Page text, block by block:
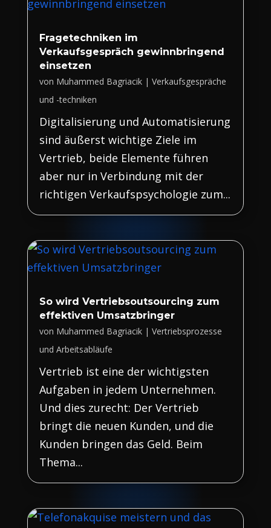
Fragetechniken im
Verkaufsgespräch gewinnbringend
einsetzen
von Muhammed Bagriacik| Verkaufsgespräche
und -techniken
Digitalisierung und Automatisierung
sind äußerst wichtige Ziele im
Vertrieb, beide Elemente führen
aber nur in Verbindung mit der
richtigen Verkaufspsychologie zum...
So wird Vertriebsoutsourcing zum
effektiven Umsatzbringer
von Muhammed Bagriacik| Vertriebsprozesse
und Arbeitsabläufe
Vertrieb ist eine der wichtigsten
Aufgaben in jedem Unternehmen.
Und dies zurecht: Der Vertrieb
bringt die neuen Kunden, und die
Kunden bringen das Geld. Beim
Thema...